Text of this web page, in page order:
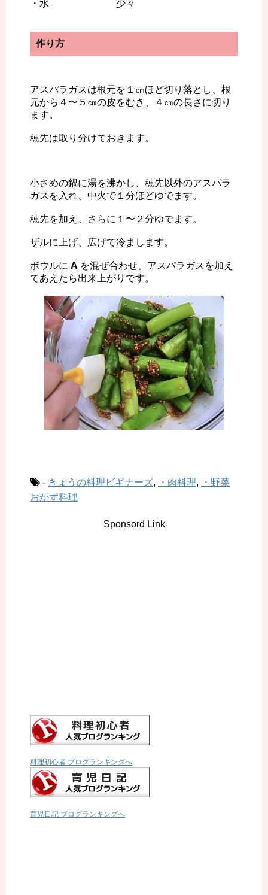
・水 少々
作り方
アスパラガスは根元を１㎝ほど切り落とし、根
元から４〜５㎝の皮をむき、４㎝の長さに切り
ます。
穂先は取り分けておきます。
小さめの鍋に湯を沸かし、穂先以外のアスパラ
ガスを入れ、中火で１分ほどゆでます。
穂先を加え、さらに１〜２分ゆでます。
ザルに上げ、広げて冷まします。
ボウルに A を混ぜ合わせ、アスパラガスを加え
てあえたら出来上がりです。
- きょうの料理ビギナーズ, ・肉料理,
・野菜
おかず料理
Sponsord Link
料理初心者 ブログランキングへ
育児日記 ブログランキングへ